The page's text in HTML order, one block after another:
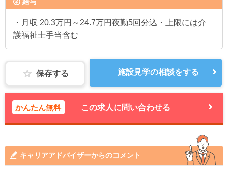
・月収 20.3万円～24.7万円夜勤5回分込・上限には介
護福祉士手当含む
保存する 施設見学の相談をする
かんたん無料 この求人に問い合わせる
キャリアアドバイザーからのコメント